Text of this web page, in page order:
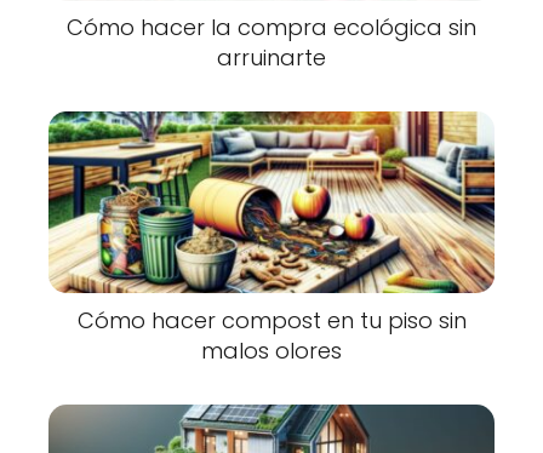
Cómo hacer la compra ecológica sin
arruinarte
Cómo hacer compost en tu piso sin
malos olores